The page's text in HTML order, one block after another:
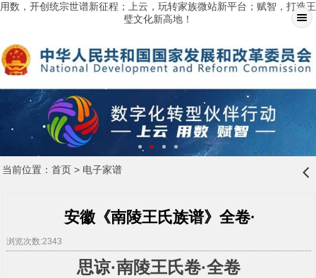
用数，开创统宗世谱新征程；上云，玩转家族微站新平台；赋智，打造王
璧文化新高地！
当前位置： 首页> 电子家谱 󰊒
安徽《南陵王氏族谱》全卷·
浏览次数:2343
思谅·南陵王氏卷·全卷